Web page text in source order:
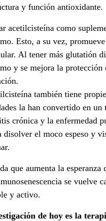
y función antioxidante.
acetilcisteína como
Esto, a su vez,
Al tener más glutatión
y se mejora la
también tiene
la han convertido en
crónica y la enfermedad
disolver el moco espeso y
que aumenta la
se vuelve
y activo.
de hoy es la